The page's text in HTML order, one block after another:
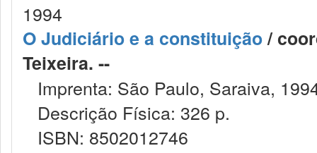
1994
O Judiciário e a constituição/
Teixeira. --
Imprenta: São Paulo, Saraiva,
Descrição Física: 326 p.
ISBN: 8502012746